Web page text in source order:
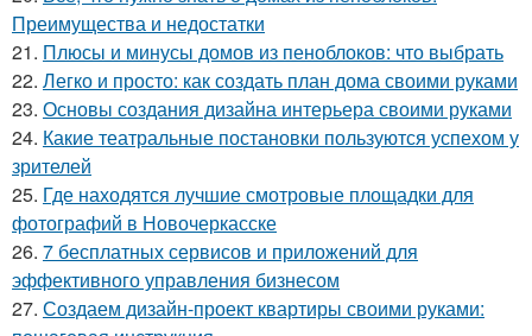
Преимущества и недостатки
21. Плюсы и минусы домов из пеноблоков: что выбрать
22. Легко и просто: как создать план дома своими руками
23. Основы создания дизайна интерьера своими руками
24. Какие театральные постановки пользуются успехом у
зрителей
25. Где находятся лучшие смотровые площадки для
фотографий в Новочеркасске
26. 7 бесплатных сервисов и приложений для
эффективного управления бизнесом
27. Создаем дизайн-проект квартиры своими руками: